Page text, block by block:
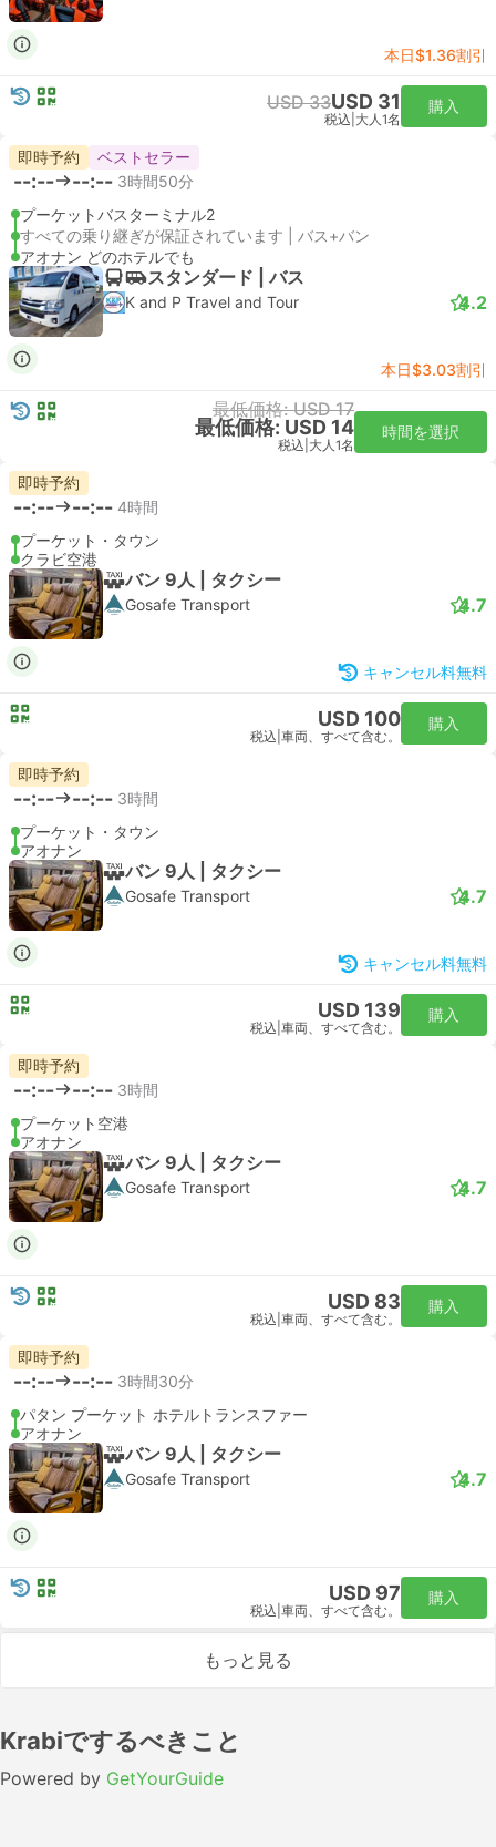
本日$1.36割引
USD 33USD 31
税込 大人1名
購入
即時予約 ベストセラー
--:-- --:-- 3時間50分
プーケットバスターミナル2
すべての乗り継ぎが保証されています | バス+バン
アオナン どのホテルでも
スタンダード | バス
K and P Travel and Tour 4.2
本日$3.03割引
最低価格: USD 17
最低価格: USD 14
税込 大人1名
時間を選択
即時予約
--:-- --:-- 4時間
プーケット・タウン
クラビ空港
バン 9人 | タクシー
Gosafe Transport 4.7
キャンセル料無料
USD 100
税込 車両、すべて含む。
購入
即時予約
--:-- --:-- 3時間
プーケット・タウン
アオナン
バン 9人 | タクシー
Gosafe Transport 4.7
キャンセル料無料
USD 139
税込 車両、すべて含む。
購入
即時予約
--:-- --:-- 3時間
プーケット空港
アオナン
バン 9人 | タクシー
Gosafe Transport 4.7
USD 83
税込 車両、すべて含む。
購入
即時予約
--:-- --:-- 3時間30分
パタン プーケット ホテルトランスファー
アオナン
バン 9人 | タクシー
Gosafe Transport 4.7
USD 97
税込 車両、すべて含む。
購入
もっと見る
Krabiでするべきこと
Powered by GetYourGuide